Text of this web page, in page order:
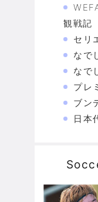
観戦記
セリ
なで
なで
プレ
ブン
日本